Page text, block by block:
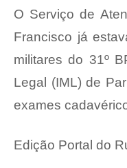
O Serviço de
Francisco já
militares do 31º
Legal (IML) de
exames
Edição Portal do